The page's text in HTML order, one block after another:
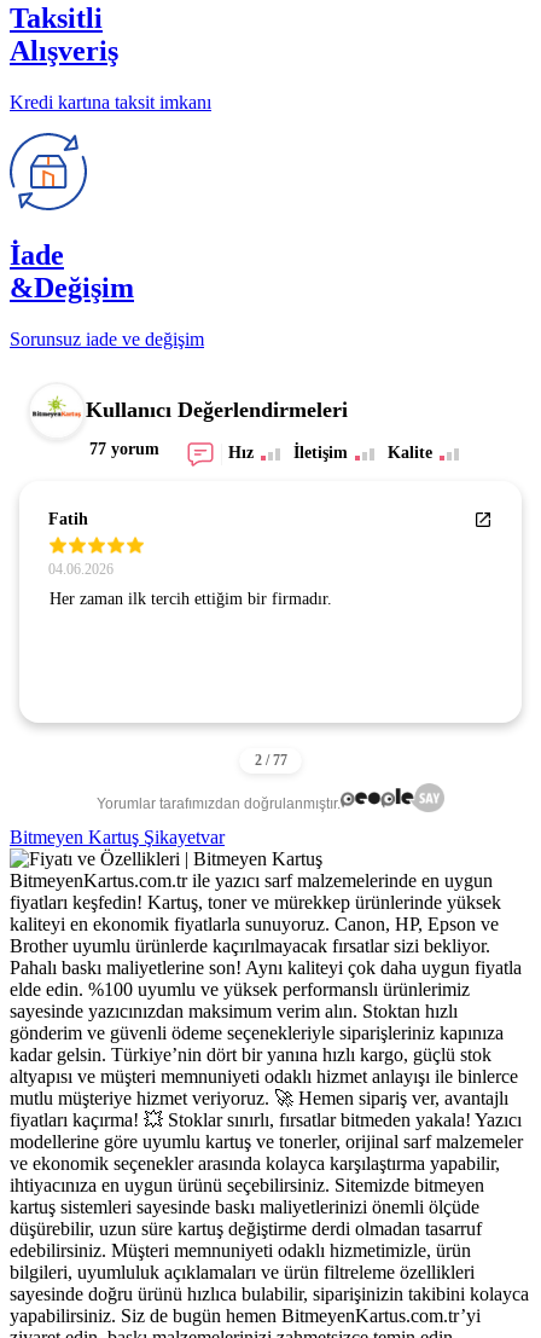
Taksitli
Alışveriş
Kredi kartına taksit imkanı
İade
&Değişim
Sorunsuz iade ve değişim
Kullanıcı Değerlendirmeleri
77 yorum Hız İletişim Kalite
SEZGİN GÜNAY
24.07.2026
GÜVENLİ BİR SİTE . GÖNÜL RAHATLIĞIYLA
Yorumlar tarafımızdan doğrulanmıştır.
Bitmeyen Kartuş Şikayetvar
BitmeyenKartus.com.tr ile yazıcı sarf malzemelerinde en uygun
fiyatları keşfedin! Kartuş, toner ve mürekkep ürünlerinde yüksek
kaliteyi en ekonomik fiyatlarla sunuyoruz. Canon, HP, Epson ve
Brother uyumlu ürünlerde kaçırılmayacak fırsatlar sizi bekliyor.
Pahalı baskı maliyetlerine son! Aynı kaliteyi çok daha uygun fiyatla
elde edin. %100 uyumlu ve yüksek performanslı ürünlerimiz
sayesinde yazıcınızdan maksimum verim alın. Stoktan hızlı
gönderim ve güvenli ödeme seçenekleriyle siparişleriniz kapınıza
kadar gelsin. Türkiye’nin dört bir yanına hızlı kargo, güçlü stok
altyapısı ve müşteri memnuniyeti odaklı hizmet anlayışı ile binlerce
mutlu müşteriye hizmet veriyoruz. 🚀 Hemen sipariş ver, avantajlı
fiyatları kaçırma! 💥 Stoklar sınırlı, fırsatlar bitmeden yakala! Yazıcı
modellerine göre uyumlu kartuş ve tonerler, orijinal sarf malzemeler
ve ekonomik seçenekler arasında kolayca karşılaştırma yapabilir,
ihtiyacınıza en uygun ürünü seçebilirsiniz. Sitemizde bitmeyen
kartuş sistemleri sayesinde baskı maliyetlerinizi önemli ölçüde
düşürebilir, uzun süre kartuş değiştirme derdi olmadan tasarruf
edebilirsiniz. Müşteri memnuniyeti odaklı hizmetimizle, ürün
bilgileri, uyumluluk açıklamaları ve ürün filtreleme özellikleri
sayesinde doğru ürünü hızlıca bulabilir, siparişinizin takibini kolayca
yapabilirsiniz. Siz de bugün hemen BitmeyenKartus.com.tr’yi